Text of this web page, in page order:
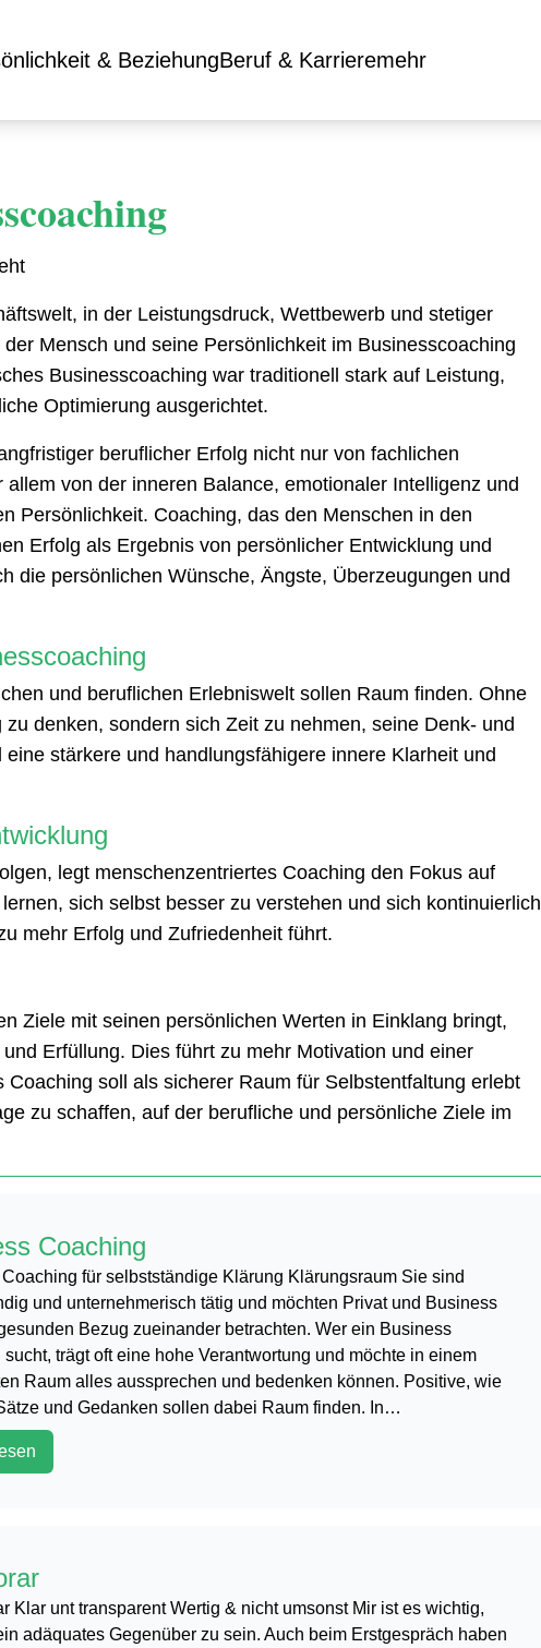
& BeziehungBeruf & Karrieremehr
in der Leistungsdruck, Wettbewerb und stetiger
Mensch und seine Persönlichkeit im Businesscoaching
Businesscoaching war traditionell stark auf Leistung,
Optimierung ausgerichtet.
beruflicher Erfolg nicht nur von fachlichen
von der inneren Balance, emotionaler Intelligenz und
Persönlichkeit. Coaching, das den Menschen in den
Erfolg als Ergebnis von persönlicher Entwicklung und
die persönlichen Wünsche, Ängste, Überzeugungen und
und beruflichen Erlebniswelt sollen Raum finden. Ohne
denken, sondern sich Zeit zu nehmen, seine Denk- und
stärkere und handlungsfähigere innere Klarheit und
legt menschenzentriertes Coaching den Fokus auf
sich selbst besser zu verstehen und sich kontinuierlich
mehr Erfolg und Zufriedenheit führt.
Ziele mit seinen persönlichen Werten in Einklang bringt,
Erfüllung. Dies führt zu mehr Motivation und einer
soll als sicherer Raum für Selbstentfaltung erlebt
zu schaffen, auf der berufliche und persönliche Ziele im
Coaching
für selbstständige Klärung Klärungsraum Sie sind
und unternehmerisch tätig und möchten Privat und Business
Bezug zueinander betrachten. Wer ein Business
trägt oft eine hohe Verantwortung und möchte in einem
Raum alles aussprechen und bedenken können. Positive, wie
und Gedanken sollen dabei Raum finden. In…
Klar unt transparent Wertig & nicht umsonst Mir ist es wichtig,
adäquates Gegenüber zu sein. Auch beim Erstgespräch haben